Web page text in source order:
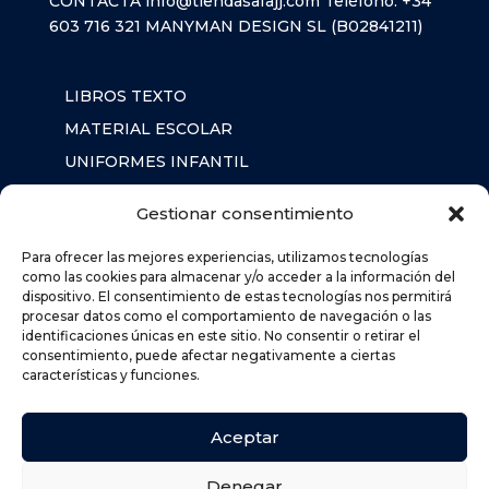
Gestionar consentimiento
Para ofrecer las mejores experiencias, utilizamos tecnologías
como las cookies para almacenar y/o acceder a la información del
dispositivo. El consentimiento de estas tecnologías nos permitirá
procesar datos como el comportamiento de navegación o las
identificaciones únicas en este sitio. No consentir o retirar el
consentimiento, puede afectar negativamente a ciertas
características y funciones.
Aceptar
603 716 321 MANYMAN DESIGN SL (B02841211)
LIBROS TEXTO
MATERIAL ESCOLAR
UNIFORMES INFANTIL
AVISO LEGAL
POLÍTICA DE PRIVACIDAD
POLÍTICA DE COOKIES (UE)
POLÍTICA DE ENVÍOS